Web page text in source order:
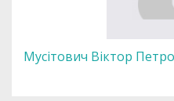
Мусітович Віктор